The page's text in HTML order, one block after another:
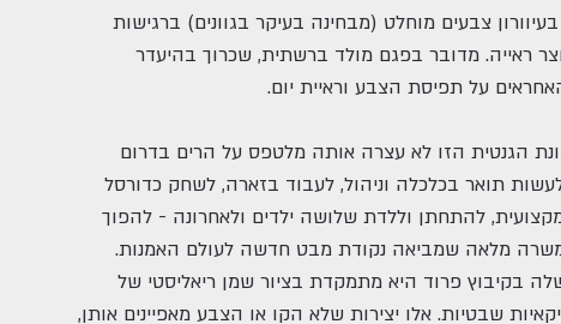
צבעים מוחלט (מבחינה בעיקר בגוונים) ברגישות
ראייה. מדובר בפגם מולד ברשתית, שכרוך בהיעדר
על תפיסת הצבע וראיית יום.
הגנטית הזו לא עצרה אותה מלטפס על הרים בדרום
תואר בכלכלה וניהול, לעבוד בזארה, לשחק כדורסל
להתחתן וללדת שלושה ילדים ולאחרונה - להפוך
מלאה שמביאה נקודת מבט חדשה לעולם האמנות.
בקיבוץ פרוד היא מתמקדת בציור שמן ריאליסטי של
שבטיות. אלו יצירות שלא הקו או הצבע מאפיינים אותן,